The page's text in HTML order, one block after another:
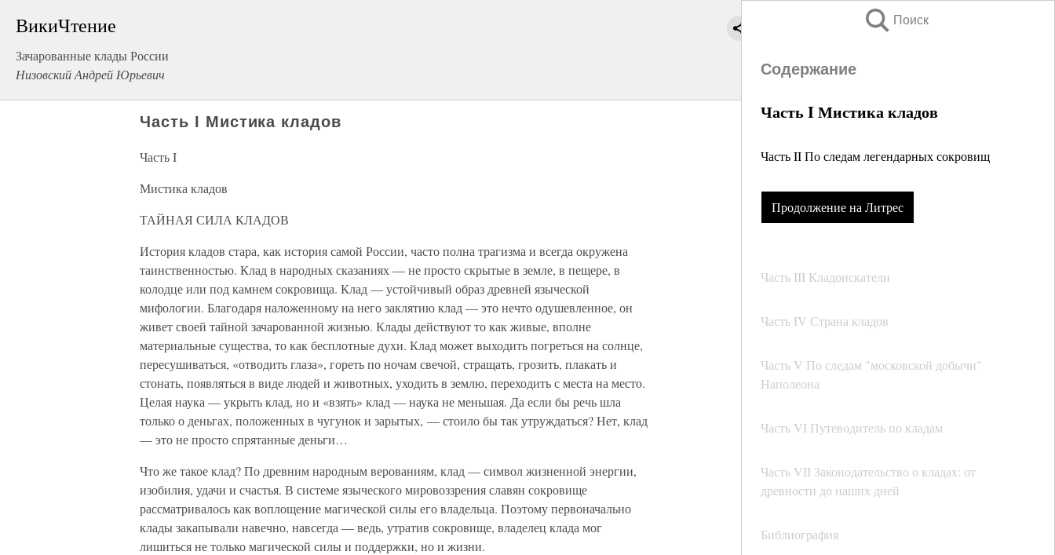
ВикиЧтение
Зачарованные клады России
Низовский Андрей Юрьевич
Поиск
Содержание
Часть I Мистика кладов
Часть II По следам легендарных сокровищ
Продолжение на Литрес
Часть III Кладоискатели
Часть IV Страна кладов
Часть V По следам "московской добычи"
Наполеона
Часть VI Путеводитель по кладам
Часть VII Законодательство о кладах: от
древности до наших дней
Библиография
Часть I Мистика кладов
Часть I
Мистика кладов
ТАЙНАЯ СИЛА КЛАДОВ
История кладов стара, как история самой России, часто полна трагизма и всегда окружена
таинственностью. Клад в народных сказаниях — не просто скрытые в земле, в пещере, в
колодце или под камнем сокровища. Клад — устойчивый образ древней языческой
мифологии. Благодаря наложенному на него заклятию клад — это нечто одушевленное, он
живет своей тайной зачарованной жизнью. Клады действуют то как живые, вполне
материальные существа, то как бесплотные духи. Клад может выходить погреться на солнце,
пересушиваться, «отводить глаза», гореть по ночам свечой, стращать, грозить, плакать и
стонать, появляться в виде людей и животных, уходить в землю, переходить с места на место.
Целая наука — укрыть клад, но и «взять» клад — наука не меньшая. Да если бы речь шла
только о деньгах, положенных в чугунок и зарытых, — стоило бы так утруждаться? Нет, клад
— это не просто спрятанные деньги…
Что же такое клад? По древним народным верованиям, клад — символ жизненной энергии,
изобилия, удачи и счастья. В системе языческого мировоззрения славян сокровище
рассматривалось как воплощение магической силы его владельца. Поэтому первоначально
клады закапывали навечно, навсегда — ведь, утратив сокровище, владелец клада мог
лишиться не только магической силы и поддержки, но и жизни.